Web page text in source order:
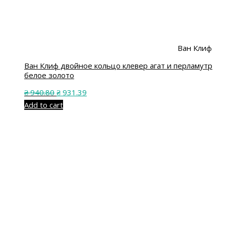
Ван Клиф
Ван Клиф двойное кольцо клевер агат и перламутр
белое золото
₴940.80 ₴ 931.39
Add to cart